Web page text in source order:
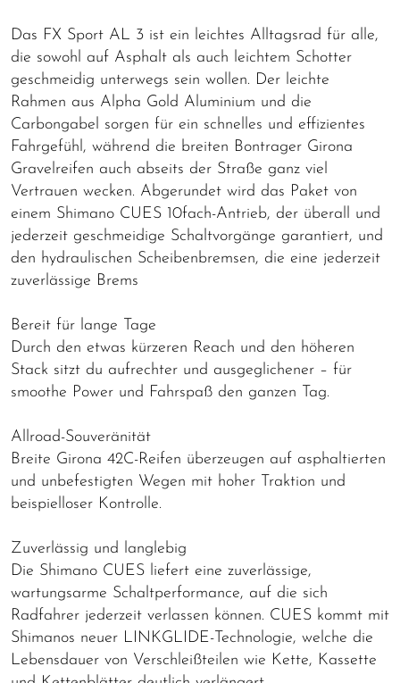
Das FX Sport AL 3 ist ein leichtes Alltagsrad für alle,
die sowohl auf Asphalt als auch leichtem Schotter
geschmeidig unterwegs sein wollen. Der leichte
Rahmen aus Alpha Gold Aluminium und die
Carbongabel sorgen für ein schnelles und effizientes
Fahrgefühl, während die breiten Bontrager Girona
Gravelreifen auch abseits der Straße ganz viel
Vertrauen wecken. Abgerundet wird das Paket von
einem Shimano CUES 10fach-Antrieb, der überall und
jederzeit geschmeidige Schaltvorgänge garantiert, und
den hydraulischen Scheibenbremsen, die eine jederzeit
zuverlässige Brems
Bereit für lange Tage
Durch den etwas kürzeren Reach und den höheren
Stack sitzt du aufrechter und ausgeglichener – für
smoothe Power und Fahrspaß den ganzen Tag.
Allroad-Souveränität
Breite Girona 42C-Reifen überzeugen auf asphaltierten
und unbefestigten Wegen mit hoher Traktion und
beispielloser Kontrolle.
Zuverlässig und langlebig
Die Shimano CUES liefert eine zuverlässige,
wartungsarme Schaltperformance, auf die sich
Radfahrer jederzeit verlassen können. CUES kommt mit
Shimanos neuer LINKGLIDE-Technologie, welche die
Lebensdauer von Verschleißteilen wie Kette, Kassette